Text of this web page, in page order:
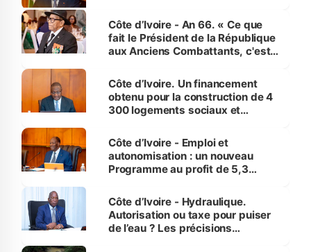
Côte d’Ivoire - An 66. « Ce que
fait le Président de la République
aux Anciens Combattants, c'est
Côte d’Ivoire. Un financement
obtenu pour la construction de 4
300 logements sociaux et
et Yamoussoukro
Côte d’Ivoire - Emploi et
autonomisation : un nouveau
Programme au profit de 5,3
Côte d’Ivoire - Hydraulique.
Autorisation ou taxe pour puiser
de l’eau ? Les précisions